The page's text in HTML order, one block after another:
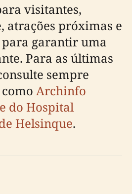
visitantes,
atrações próximas e
garantir uma
Para as últimas
sempre
Archinfo
do Hospital
Helsinque.